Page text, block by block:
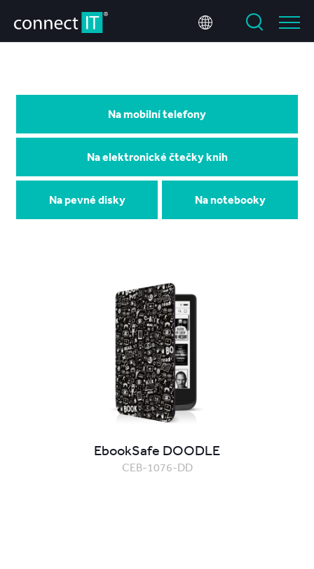
Na mobilní telefony
Na elektronické čtečky knih
Na pevné disky Na notebooky
EbookSafe DOODLE
CEB-1076-DD